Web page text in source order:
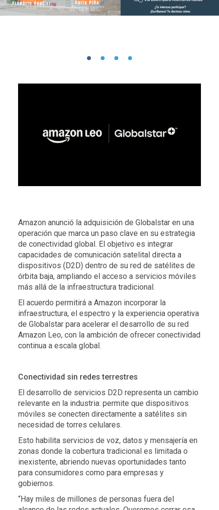
Amazon anunció la adquisición de Globalstar en una
operación que marca un paso clave en su estrategia
de conectividad global. El objetivo es integrar
capacidades de comunicación satelital directa a
dispositivos (D2D) dentro de su red de satélites de
órbita baja, ampliando el acceso a servicios móviles
más allá de la infraestructura tradicional.
El acuerdo permitirá a Amazon incorporar la
infraestructura, el espectro y la experiencia operativa
de Globalstar para acelerar el desarrollo de su red
Amazon Leo, con la ambición de ofrecer conectividad
continua a escala global.
Conectividad sin redes terrestres
El desarrollo de servicios D2D representa un cambio
relevante en la industria: permite que dispositivos
móviles se conecten directamente a satélites sin
necesidad de torres celulares.
Esto habilita servicios de voz, datos y mensajería en
zonas donde la cobertura tradicional es limitada o
inexistente, abriendo nuevas oportunidades tanto
para consumidores como para empresas y
gobiernos.
“Hay miles de millones de personas fuera del